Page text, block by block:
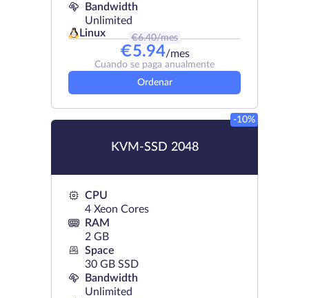
Bandwidth
Unlimited
Linux
€6.40/mes
€5.94/mes
Cuando se paga anualmente
Ordenar
KVM-SSD 2048
-10%
CPU
4 Xeon Cores
RAM
2 GB
Space
30 GB SSD
Bandwidth
Unlimited